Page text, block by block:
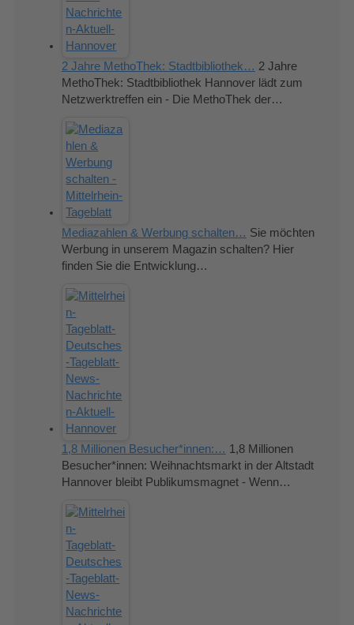
2 Jahre MethoThek: Stadtbibliothek… 2 Jahre
MethoThek: Stadtbibliothek Hannover lädt zum
Netzwerktreffen ein - Die MethoThek der…
Mediazahlen & Werbung schalten… Sie möchten
Werbung in unserem Magazin schalten? Hier
finden Sie die Entwicklung…
1,8 Millionen Besucher*innen:… 1,8 Millionen
Besucher*innen: Weihnachtsmarkt in der Altstadt
Hannover bleibt Publikumsmagnet - Wenn…